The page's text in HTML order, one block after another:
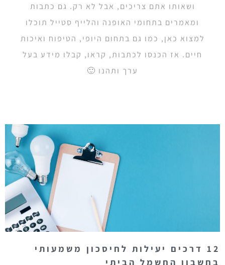
ושאותו אתם צריכים, אבל לא רק. גם כתבות
ומאמרים בתחומי האופנה והלייף סטייל תוכלו
למצוא כאן, כמו גם בתחום היופי, הטיפוח ואיכות
חיים. אז הכנסו לכתבות, קראו, קבלו מידע בעל
ערך ותהנו 🙂
12 דרכים יעילות לחיסכון משמעותי
בחשבון החשמל הביתי